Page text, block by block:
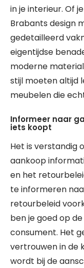
in je interieur. Of
Brabants design
gedetailleerd
eigentijdse
moderne
stijl moeten altijd
meubelen die
Informeer naar
iets koopt
Het is verstandig
aankoop
en het
te informeren
retourbeleid
ben je goed op
consument. Het
vertrouwen in de
wordt bij de